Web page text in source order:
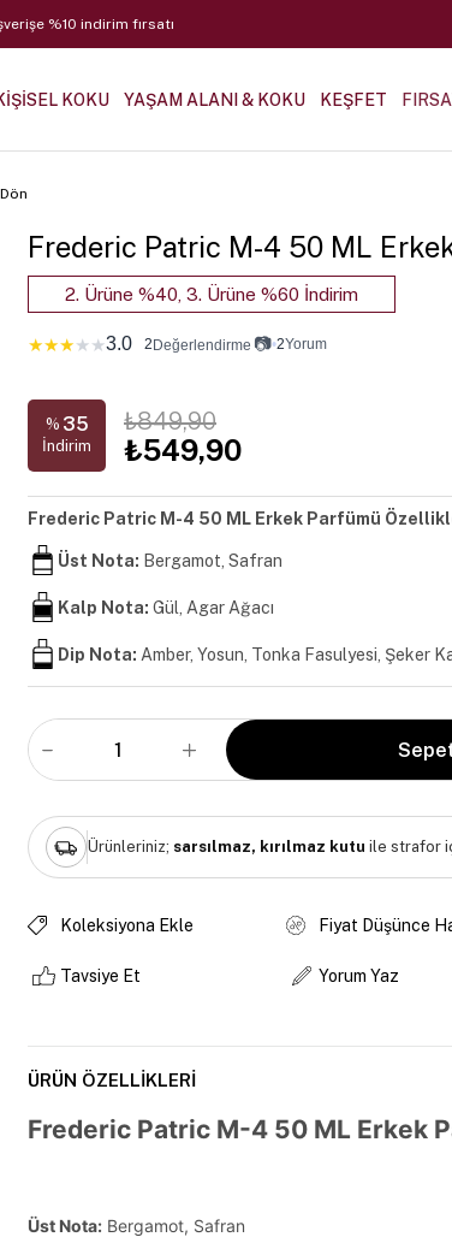
%10 indirim fırsatı
KOKU YAŞAM ALANI & KOKU KEŞFET
Frederic Patric M-4 50 ML
2. Ürüne %40, 3. Ürüne %60 İndirim
★★★★★3.0 2 Değerlendirme 📷•2Yorum
% 35
İndirim
₺849,90
₺549,90
Frederic Patric M-4 50 ML Erkek Parfümü
Üst Nota: Bergamot, Safran
Kalp Nota: Gül, Agar Ağacı
Dip Nota: Amber, Yosun, Tonka Fasulyesi, Şeker
Ürünleriniz; sarsılmaz, kırılmaz kutu ile strafor
Koleksiyona Ekle Fiyat Düşünce
Tavsiye Et Yorum Yaz
ÜRÜN ÖZELLIKLERI
Frederic Patric M-4 50 ML Erkek
Üst Nota: Bergamot, Safran